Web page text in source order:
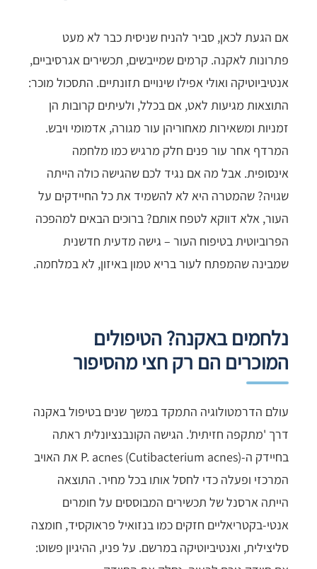
אם הגעת לכאן, סביר להניח שניסית כבר לא מעט
פתרונות לאקנה. קרמים שמייבשים, תכשירים אגרסיביים,
אנטיביוטיקה ואולי אפילו שינויים תזונתיים. התסכול מוכר:
התוצאות מגיעות לאט, אם בכלל, ולעיתים קרובות הן
זמניות ומשאירות מאחוריהן עור מגורה, אדמומי ויבש.
המרדף אחר עור פנים חלק מרגיש כמו מלחמה
אינסופית. אבל מה אם נגיד לכם שהגישה כולה הייתה
שגויה? שהמטרה היא לא להשמיד את כל החיידקים על
העור, אלא דווקא לטפח אותם? ברוכים הבאים למהפכה
הפרוביוטית בטיפוח העור – גישה מדעית חדשנית
שמבינה שהמפתח לעור בריא טמון באיזון, לא במלחמה.
נלחמים באקנה? הטיפולים
המוכרים הם רק חצי מהסיפור
עולם הדרמטולוגיה התמקד במשך שנים בטיפול באקנה
דרך 'מתקפה חזיתית'. הגישה הקונבנציונלית ראתה
בחיידק ה-P. acnes (Cutibacterium acnes) את האויב
המרכזי ופעלה כדי לחסל אותו בכל מחיר. התוצאה
הייתה ארסנל של תכשירים המבוססים על חומרים
אנטי-בקטריאליים חזקים כמו בנזואיל פראוקסיד, חומצה
סליצילית, ואנטיביוטיקה במרשם. על פניו, ההיגיון פשוט: